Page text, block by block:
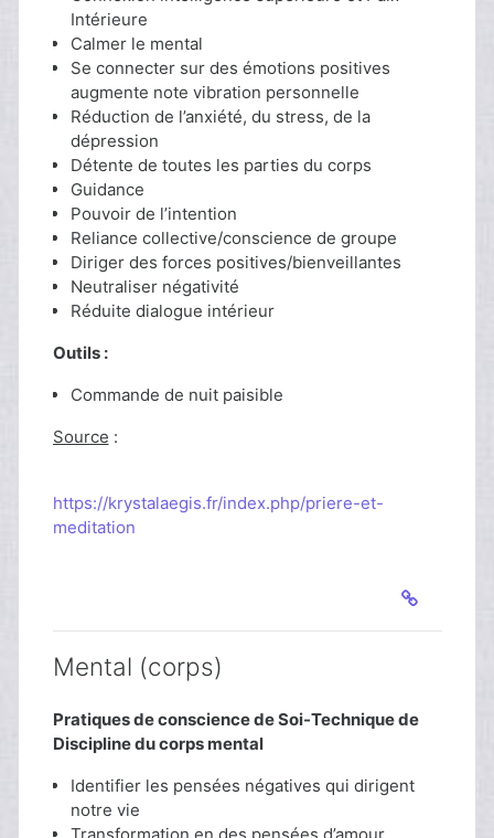
Intérieure
Calmer le mental
Se connecter sur des émotions positives
augmente note vibration personnelle
Réduction de l’anxiété, du stress, de la
dépression
Détente de toutes les parties du corps
Guidance
Pouvoir de l’intention
Reliance collective/conscience de groupe
Diriger des forces positives/bienveillantes
Neutraliser négativité
Réduite dialogue intérieur
Outils :
Commande de nuit paisible
Source :
https://krystalaegis.fr/index.php/priere-et-
meditation
Mental (corps)
Pratiques de conscience de Soi-Technique de
Discipline du corps mental
Identifier les pensées négatives qui dirigent
notre vie